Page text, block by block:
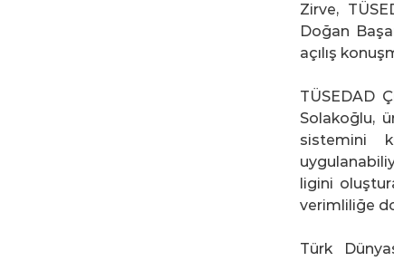
Zirve,
Doğan
açılış
TÜSEDAD
Solakoğlu,
sistemini
ligini
verimliliğe
Türk